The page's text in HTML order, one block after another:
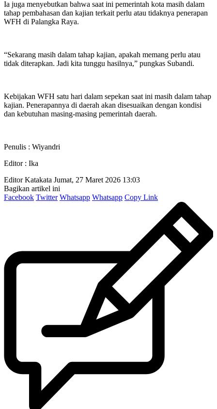
Ia juga menyebutkan bahwa saat ini pemerintah kota masih dalam
tahap pembahasan dan kajian terkait perlu atau tidaknya penerapan
WFH di Palangka Raya.
“Sekarang masih dalam tahap kajian, apakah memang perlu atau
tidak diterapkan. Jadi kita tunggu hasilnya,” pungkas Subandi.
Kebijakan WFH satu hari dalam sepekan saat ini masih dalam tahap
kajian. Penerapannya di daerah akan disesuaikan dengan kondisi
dan kebutuhan masing-masing pemerintah daerah.
Penulis : Wiyandri
Editor : Ika
Editor Katakata Jumat, 27 Maret 2026 13:03
Bagikan artikel ini
Facebook Twitter Whatsapp Whatsapp Copy Link